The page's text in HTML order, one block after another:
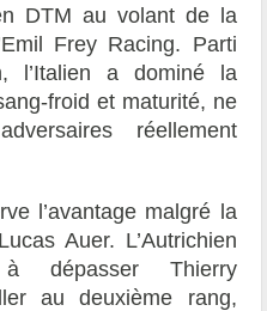
DTM au volant de la
Frey Racing. Parti
l’Italien a dominé la
froid et maturité, ne
réellement
l’avantage malgré la
Auer. L’Autrichien
à dépasser Thierry
au deuxième rang,